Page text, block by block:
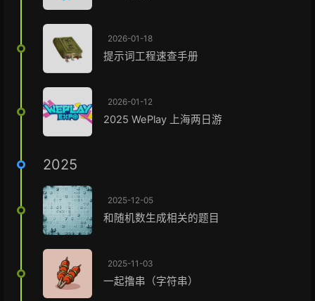
2026-01-18
提示词工程速查手册
2026-01-12
2025 WePlay 上海两日游
2025
2025-12-05
和随机数生成相关的题目
2025-11-03
一起撸串（字符串）